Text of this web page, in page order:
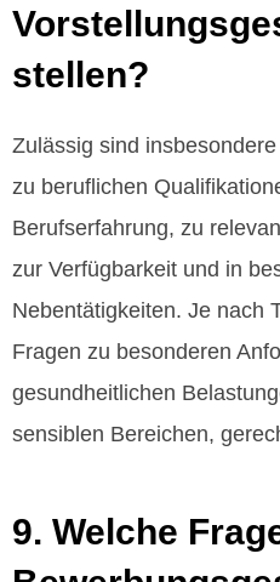
stellen?
Zulässig sind
zu beruflichen
Berufserfahrung, zu
zur Verfügbarkeit und in
Nebentätigkeiten. Je nach
Fragen zu besonderen
gesundheitlichen
sensiblen Bereichen,
9. Welche